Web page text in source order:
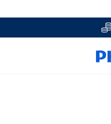
A partir de €15,99,